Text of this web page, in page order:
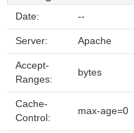
Date: --
Server: Apache
Accept-
Ranges:
bytes
Cache-
Control:
max-age=0